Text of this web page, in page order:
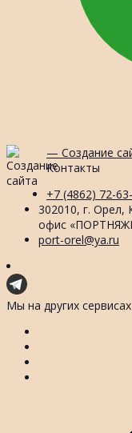
— Создание
Контакты
+7 (4862) 72-
302010, г.
офис
port-orel@ya.ru
Мы на других сервисах